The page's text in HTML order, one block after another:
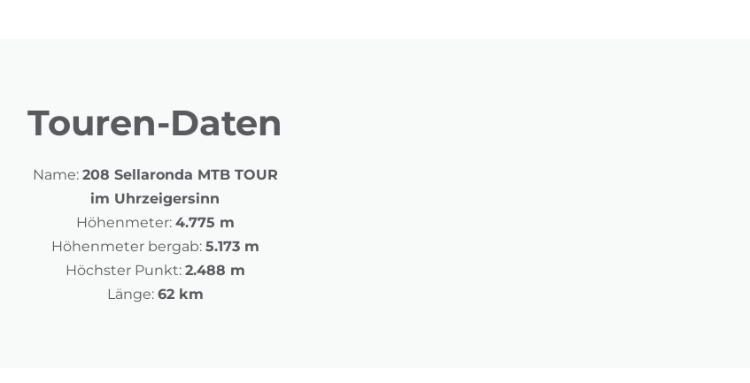
Touren-Daten
Name: 208 Sellaronda MTB TOUR
im Uhrzeigersinn
Höhenmeter: 4.775 m
Höhenmeter bergab: 5.173 m
Höchster Punkt: 2.488 m
Länge: 62 km